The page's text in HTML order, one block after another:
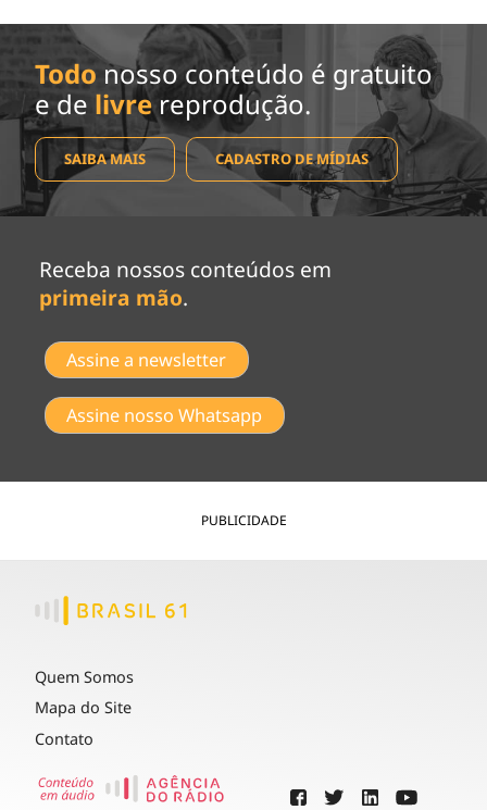
Todo nosso conteúdo é gratuito
e de livrereprodução.
SAIBA MAIS CADASTRO DE MÍDIAS
Receba nossos conteúdos em
primeira mão.
Assine a newsletter
Assine nosso Whatsapp
PUBLICIDADE
Quem Somos
Mapa do Site
Contato